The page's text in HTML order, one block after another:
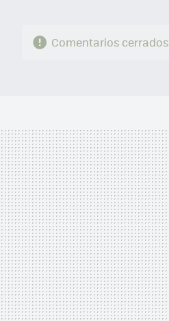
Comentarios cerrados